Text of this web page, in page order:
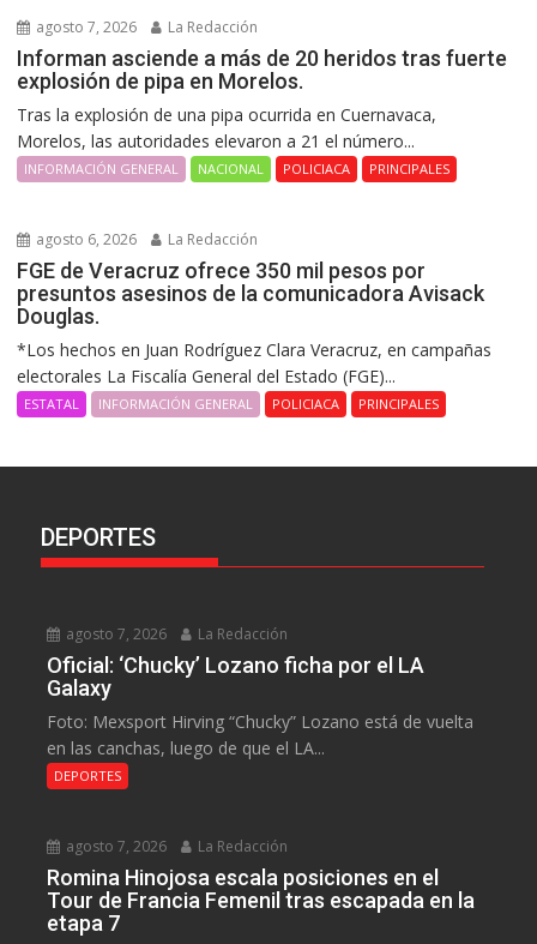
agosto 7, 2026 La Redacción
Informan asciende a más de 20 heridos tras fuerte
explosión de pipa en Morelos.
Tras la explosión de una pipa ocurrida en Cuernavaca,
Morelos, las autoridades elevaron a 21 el número...
INFORMACIÓN GENERAL NACIONAL POLICIACA PRINCIPALES
agosto 6, 2026 La Redacción
FGE de Veracruz ofrece 350 mil pesos por
presuntos asesinos de la comunicadora Avisack
Douglas.
*Los hechos en Juan Rodríguez Clara Veracruz, en campañas
electorales La Fiscalía General del Estado (FGE)...
ESTATAL INFORMACIÓN GENERAL POLICIACA PRINCIPALES
DEPORTES
agosto 7, 2026 La Redacción
Oficial: ‘Chucky’ Lozano ficha por el LA
Galaxy
Foto: Mexsport Hirving “Chucky” Lozano está de vuelta
en las canchas, luego de que el LA...
DEPORTES
agosto 7, 2026 La Redacción
Romina Hinojosa escala posiciones en el
Tour de Francia Femenil tras escapada en la
etapa 7